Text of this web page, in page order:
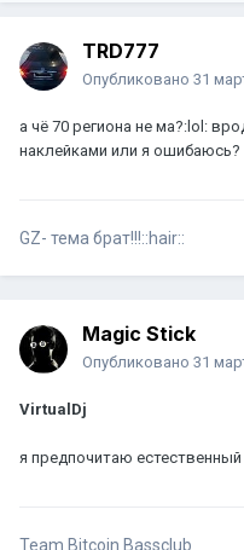
TRD777
Опубликовано 31
а чё 70 региона не ма?:lol:
наклейками или я ошибаюсь?
GZ- тема брат!!!::hair::
Magic Stick
Опубликовано 31
VirtualDj
я предпочитаю
Team Bitcoin Bassclub